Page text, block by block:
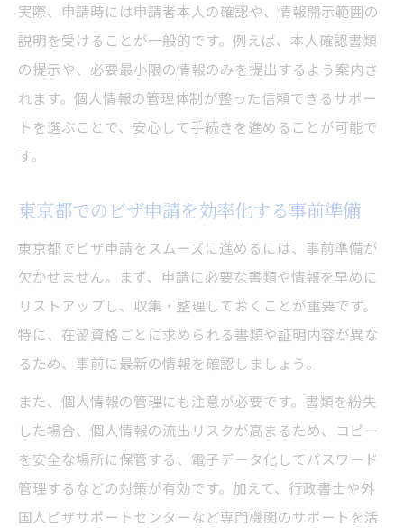
実際、申請時には申請者本人の確認や、情報開示範囲の
説明を受けることが一般的です。例えば、本人確認書類
の提示や、必要最小限の情報のみを提出するよう案内さ
れます。個人情報の管理体制が整った信頼できるサポー
トを選ぶことで、安心して手続きを進めることが可能で
す。
東京都でのビザ申請を効率化する事前準備
東京都でビザ申請をスムーズに進めるには、事前準備が
欠かせません。まず、申請に必要な書類や情報を早めに
リストアップし、収集・整理しておくことが重要です。
特に、在留資格ごとに求められる書類や証明内容が異な
るため、事前に最新の情報を確認しましょう。
また、個人情報の管理にも注意が必要です。書類を紛失
した場合、個人情報の流出リスクが高まるため、コピー
を安全な場所に保管する、電子データ化してパスワード
管理するなどの対策が有効です。加えて、行政書士や外
国人ビザサポートセンターなど専門機関のサポートを活